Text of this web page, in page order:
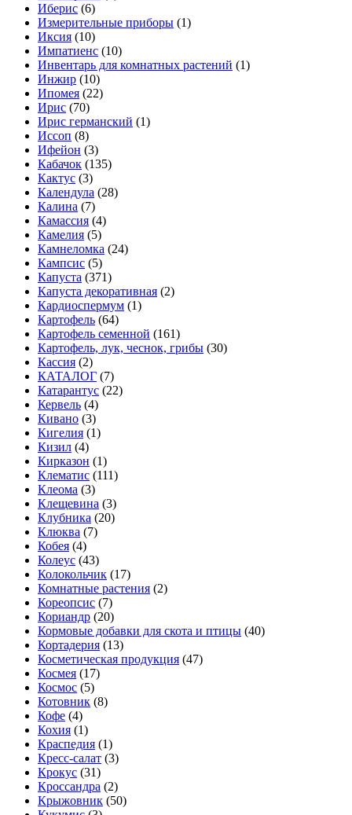
Иберис (6)
Измерительные приборы (1)
Иксия (10)
Импатиенс (10)
Инвентарь для комнатных растений (1)
Инжир (10)
Ипомея (22)
Ирис (70)
Ирис германский (1)
Иссоп (8)
Ифейон (3)
Кабачок (135)
Кактус (3)
Календула (28)
Калина (7)
Камассия (4)
Камелия (5)
Камнеломка (24)
Кампсис (5)
Капуста (371)
Капуста декоративная (2)
Кардиоспермум (1)
Картофель (64)
Картофель семенной (161)
Картофель, лук, чеснок, грибы (30)
Кассия (2)
КАТАЛОГ (7)
Катарантус (22)
Кервель (4)
Кивано (3)
Кигелия (1)
Кизил (4)
Кирказон (1)
Клематис (111)
Клеома (3)
Клещевина (3)
Клубника (20)
Клюква (7)
Кобея (4)
Колеус (43)
Колокольчик (17)
Комнатные растения (2)
Кореопсис (7)
Кориандр (20)
Кормовые добавки для скота и птицы (40)
Кортадерия (13)
Косметическая продукция (47)
Космея (17)
Космос (5)
Котовник (8)
Кофе (4)
Кохия (1)
Краспедия (1)
Кресс-салат (3)
Крокус (31)
Кроссандра (2)
Крыжовник (50)